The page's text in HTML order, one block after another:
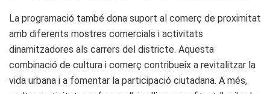
La programació també dona suport al comerç de proximitat
amb diferents mostres comercials i activitats
dinamitzadores als carrers del districte. Aquesta
combinació de cultura i comerç contribueix a revitalitzar la
vida urbana i a fomentar la participació ciutadana. A més,